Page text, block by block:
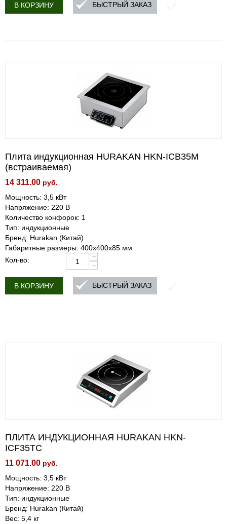
В КОРЗИНУ БЫСТРЫЙ ЗАКАЗ
Плита индукционная HURAKAN HKN-ICB35M
(встраиваемая)
14 311.00 руб.
Мощность: 3,5 кВт
Напряжение: 220 В
Количество конфорок: 1
Тип: индукционные
Бренд: Hurakan (Китай)
Габаритные размеры: 400x400x85 мм
Кол-во:
+
−
В КОРЗИНУ БЫСТРЫЙ ЗАКАЗ
ПЛИТА ИНДУКЦИОННАЯ HURAKAN HKN-
ICF35TC
11 071.00 руб.
Мощность: 3,5 кВт
Напряжение: 220 В
Тип: индукционные
Бренд: Hurakan (Китай)
Вес: 5,4 кг